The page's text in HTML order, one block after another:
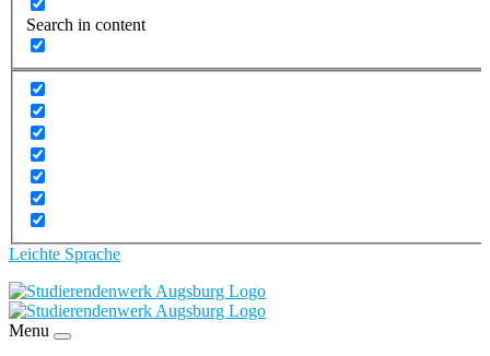
Search in content
Leichte Sprache
Menu